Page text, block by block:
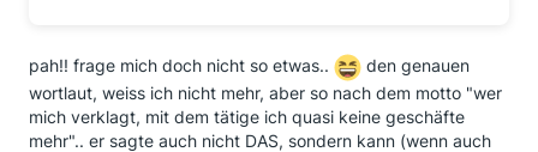
pah!! frage mich doch nicht so etwas..
den genauen
wortlaut, weiss ich nicht mehr, aber so nach dem motto "wer
mich verklagt, mit dem tätige ich quasi keine geschäfte
mehr".. er sagte auch nicht DAS, sondern kann (wenn auch